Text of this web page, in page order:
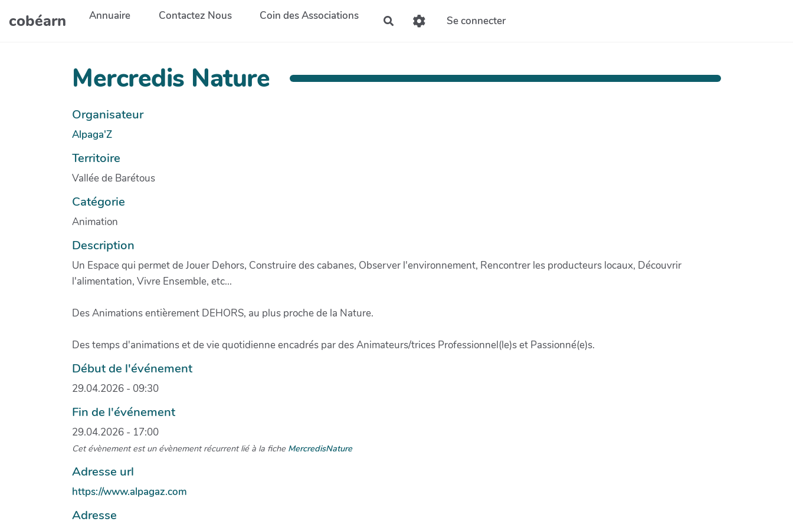
Aller au contenu principal
cobéarn Annuaire Contactez Nous Coin des Associations Rechercher Se connecter
Mercredis Nature
Organisateur
Alpaga'Z
Territoire
Vallée de Barétous
Catégorie
Animation
Description
Un Espace qui permet de Jouer Dehors, Construire des cabanes, Observer l'environnement, Rencontrer les producteurs locaux, Découvrir
l'alimentation, Vivre Ensemble, etc...
Des Animations entièrement DEHORS, au plus proche de la Nature.
Des temps d'animations et de vie quotidienne encadrés par des Animateurs/trices Professionnel(le)s et Passionné(e)s.
Début de l'événement
29.04.2026 - 09:30
Fin de l'événement
29.04.2026 - 17:00
Cet évènement est un évènement récurrent lié à la fiche MercredisNature
Adresse url
https://www.alpagaz.com
Adresse